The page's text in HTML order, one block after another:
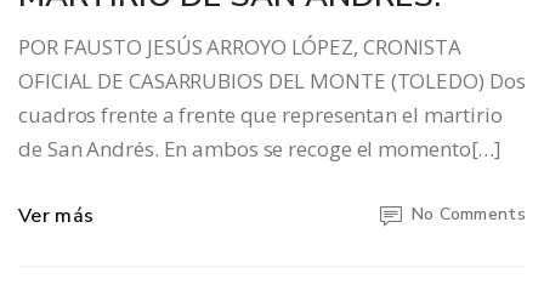
POR FAUSTO JESÚS ARROYO LÓPEZ, CRONISTA
OFICIAL DE CASARRUBIOS DEL MONTE (TOLEDO) Dos
cuadros frente a frente que representan el martirio
de San Andrés. En ambos se recoge el momento[…]
Ver más No Comments